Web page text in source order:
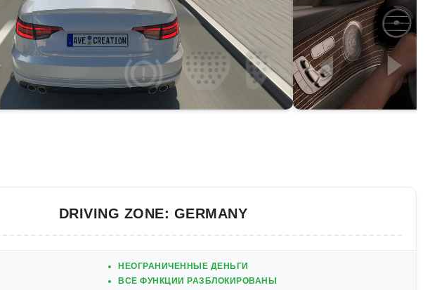
DRIVING ZONE: GERMANY
НЕОГРАНИЧЕННЫЕ ДЕНЬГИ
ВСЕ ФУНКЦИИ РАЗБЛОКИРОВАНЫ